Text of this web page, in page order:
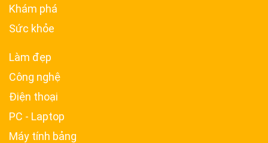
Khám phá
Sức khỏe
Làm đẹp
Công nghệ
Điện thoại
PC - Laptop
Máy tính bảng